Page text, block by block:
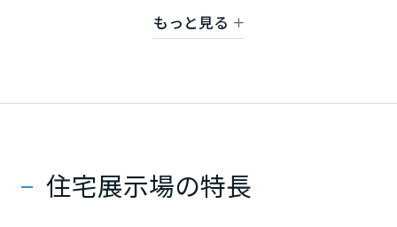
「集中」そして「備蓄」の３種類に分けてご提案。
建ててからのご不満を解消する住まいのご提案で
もっと見る
住宅展示場の特長